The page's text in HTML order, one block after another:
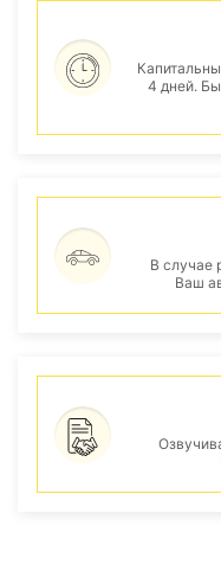
4 дней.
В случае
Ваш